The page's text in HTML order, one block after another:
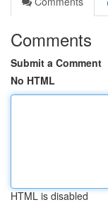
Comments
Submit a Comment
No HTML
HTML is disabled